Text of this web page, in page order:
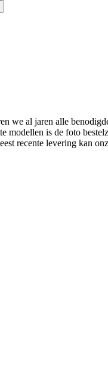
we al jaren alle
modellen is de foto
recente levering kan